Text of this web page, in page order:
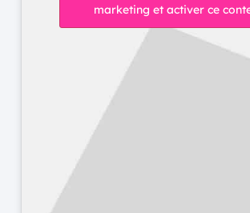
marketing et activer ce